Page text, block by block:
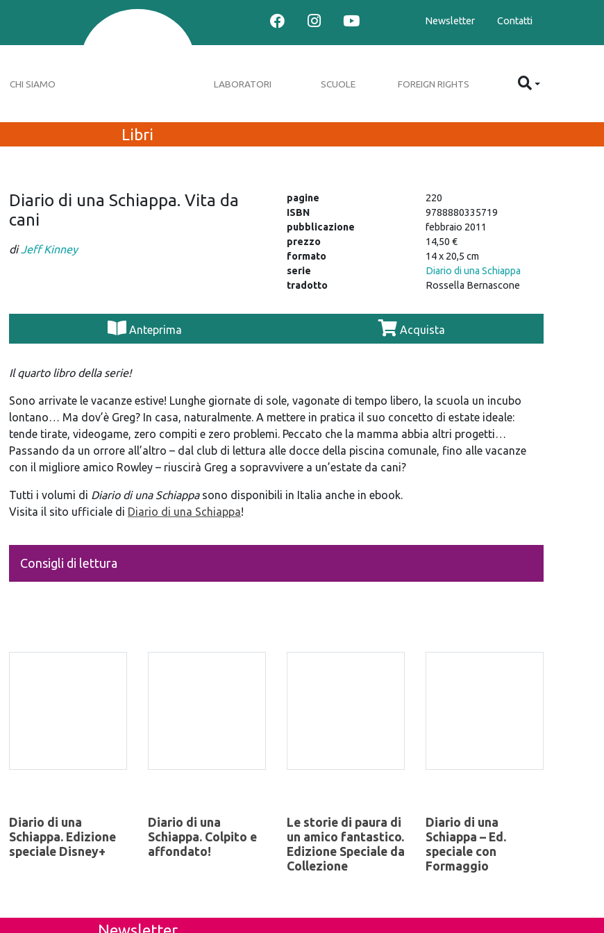
Newsletter Contatti
CHI SIAMO LABORATORI SCUOLE FOREIGN RIGHTS
Libri
Diario di una Schiappa. Vita da
cani
diJeff Kinney
pagine
220
ISBN
9788880335719
pubblicazione
febbraio 2011
prezzo
14,50 €
formato
14 x 20,5 cm
serie
Diario di una Schiappa
tradotto
Rossella Bernascone
Anteprima Acquista
Il quarto libro della serie!
Sono arrivate le vacanze estive! Lunghe giornate di sole, vagonate di tempo libero, la scuola un incubo
lontano… Ma dov’è Greg? In casa, naturalmente. A mettere in pratica il suo concetto di estate ideale:
tende tirate, videogame, zero compiti e zero problemi. Peccato che la mamma abbia altri progetti…
Passando da un orrore all’altro – dal club di lettura alle docce della piscina comunale, fino alle vacanze
con il migliore amico Rowley – riuscirà Greg a sopravvivere a un’estate da cani?
Tutti i volumi di Diario di una Schiappasono disponibili in Italia anche in ebook.
Visita il sito ufficiale di Diario di una Schiappa!
Consigli di lettura
Diario di una
Schiappa. Edizione
speciale Disney+
Diario di una
Schiappa. Colpito e
affondato!
Le storie di paura di
un amico fantastico.
Edizione Speciale da
Collezione
Diario di una
Schiappa – Ed.
speciale con
Formaggio